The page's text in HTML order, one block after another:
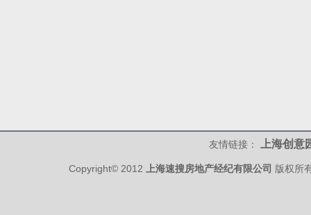
友情链接： 上海创
Copyright© 2012 上海速搜房地产经纪有限公司 版权所